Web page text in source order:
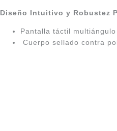
Diseño Intuitivo y Robustez
Pantalla táctil
Cuerpo sellado contra